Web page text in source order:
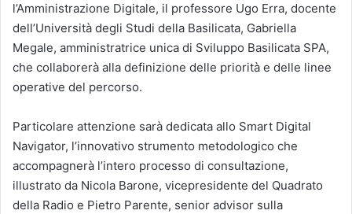
l’Amministrazione Digitale, il professore Ugo Erra, docente
dell’Università degli Studi della Basilicata, Gabriella
Megale, amministratrice unica di Sviluppo Basilicata SPA,
che collaborerà alla definizione delle priorità e delle linee
operative del percorso.
Particolare attenzione sarà dedicata allo Smart Digital
Navigator, l’innovativo strumento metodologico che
accompagnerà l’intero processo di consultazione,
illustrato da Nicola Barone, vicepresidente del Quadrato
della Radio e Pietro Parente, senior advisor sulla